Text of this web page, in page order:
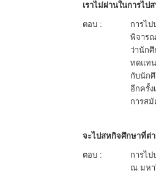
เราไม่ผ่านในการไป
ตอบ :
การไ
พิจารณ
ว่านัก
ทดแท
กับนัก
อีกครั้
การส
จะไปสหกิจศึกษาที่ต่า
ตอบ :
การไ
ณ มหา